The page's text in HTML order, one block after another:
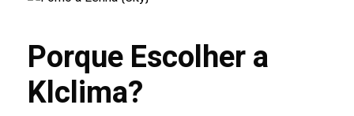
Porque Escolher a
Klclima?